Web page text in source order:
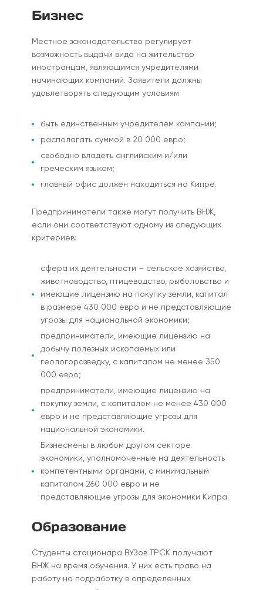
Бизнес
Местное законодательство регулирует
возможность выдачи вида на жительство
иностранцам, являющимся учредителями
начинающих компаний. Заявители должны
удовлетворять следующим условиям
быть единственным учредителем компании;
располагать суммой в 20 000 евро;
свободно владеть английским и/или
греческим языком;
главный офис должен находиться на Кипре.
Предприниматели также могут получить ВНЖ,
если они соответствуют одному из следующих
критериев:
сфера их деятельности – сельское хозяйство,
животноводство, птицеводство, рыболовство и
имеющие лицензию на покупку земли, капитал
в размере 430 000 евро и не представляющие
угрозы для национальной экономики;
предприниматели, имеющие лицензию на
добычу полезных ископаемых или
геологоразведку, с капиталом не менее 350
000 евро;
предприниматели, имеющие лицензию на
покупку земли, с капиталом не менее 430 000
евро и не представляющие угрозы для
национальной экономики.
Бизнесмены в любом другом секторе
экономики, уполномоченные на деятельность
компетентными органами, с минимальным
капиталом 260 000 евро и не
представляющие угрозы для экономики Кипра.
Образование
Студенты стационара ВУЗов ТРСК получают
ВНЖ на время обучения. У них есть право на
работу на подработку в определенных